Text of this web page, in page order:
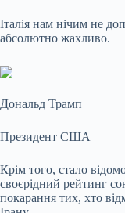
Італія нам нічим не
абсолютно жахливо.
Дональд Трамп
Президент США
Крім того, стало
своєрідний рейтинг
покарання тих, хто